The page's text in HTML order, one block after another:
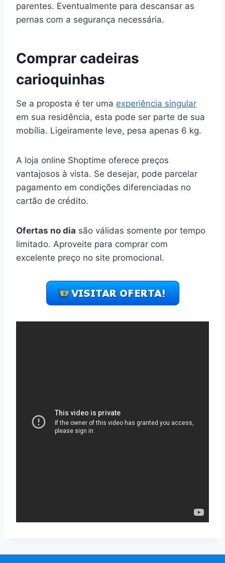
parentes. Eventualmente para descansar as
pernas com a segurança necessária.
Comprar cadeiras
carioquinhas
Se a proposta é ter uma experiência singular
em sua residência, esta pode ser parte de sua
mobília. Ligeiramente leve, pesa apenas 6 kg.
A loja online Shoptime oferece preços
vantajosos à vista. Se desejar, pode parcelar
pagamento em condições diferenciadas no
cartão de crédito.
Ofertas no dia são válidas somente por tempo
limitado. Aproveite para comprar com
excelente preço no site promocional.